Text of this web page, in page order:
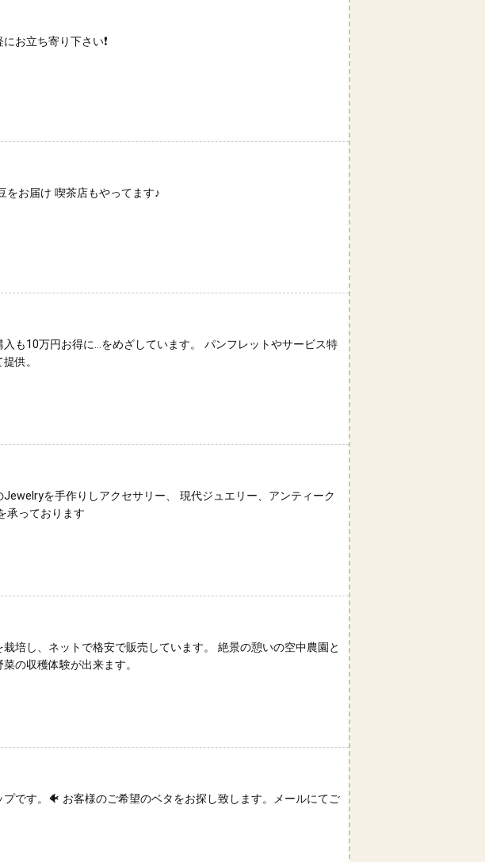
お立ち寄り下さい❗️
お届け 喫茶店もやってます♪
も10万円お得に…をめざしています。 パンフレットやサービス特
供。
を手作りしアクセサリー、 現代ジュエリー、アンティーク
承っております
培し、ネットで格安で販売しています。 絶景の憩いの空中農園と
の収穫体験が出来ます。
です。🐠 お客様のご希望のベタをお探し致します。メールにてご